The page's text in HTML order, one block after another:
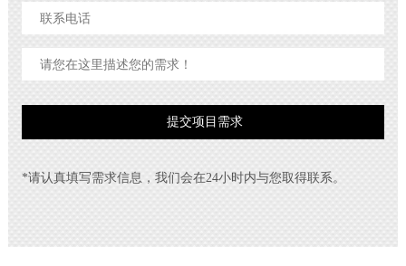
*请认真填写需求信息，我们会在24小时内与您取得联系。